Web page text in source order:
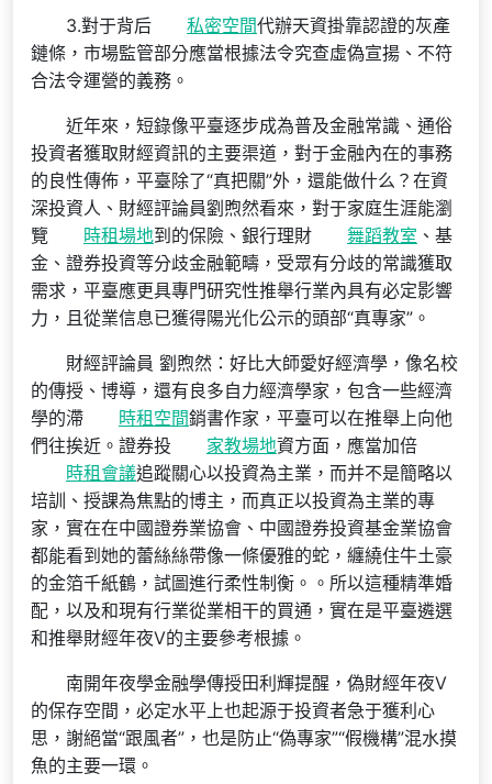
3.對于背后 私密空間代辦天資掛靠認證的灰產
鏈條，市場監管部分應當根據法令究查虛偽宣揚、不符
合法令運營的義務。
近年來，短錄像平臺逐步成為普及金融常識、通俗
投資者獲取財經資訊的主要渠道，對于金融內在的事務
的良性傳佈，平臺除了“真把關”外，還能做什么？在‌資
深投資人‌、‌財經評論員劉煦然看來，對于家庭生涯能瀏
覽
時租場地到的保險、銀行理財 舞蹈教室 、基
金、證券投資等分歧金融範疇，受眾有分歧的常識獲取
需求，平臺應更具專門研究性推舉行業內具有必定影響
力，且從業信息已獲得陽光化公示的頭部“真專家”。
財經評論員 劉煦然：好比大師愛好經濟學，像名校
的傳授、博導，還有良多自力經濟學家，包含一些經濟
學的滯
時租空間銷書作家，平臺可以在推舉上向他
們往挨近。證券投
家教場地資方面，應當加倍
時租會議追蹤關心以投資為主業，而并不是簡略以
培訓、授課為焦點的博主，而真正以投資為主業的專
家，實在在中國證券業協會、中國證券投資基金業協會
都能看到她的蕾絲絲帶像一條優雅的蛇，纏繞住牛土豪
的金箔千紙鶴，試圖進行柔性制衡。。所以這種精準婚
配，以及和現有行業從業相干的買通，實在是平臺遴選
和推舉財經年夜V的主要參考根據。
南開年夜學金融學傳授田利輝提醒，偽財經年夜V
的保存空間，必定水平上也起源于投資者急于獲利心
思，謝絕當“跟風者”，也是防止“偽專家”“假機構”混水摸
魚的主要一環。